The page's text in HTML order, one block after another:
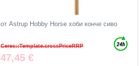
от Astrup Hobby Horse хоби конче сиво
Ceres::Template.crossPriceRRP
47,45 €